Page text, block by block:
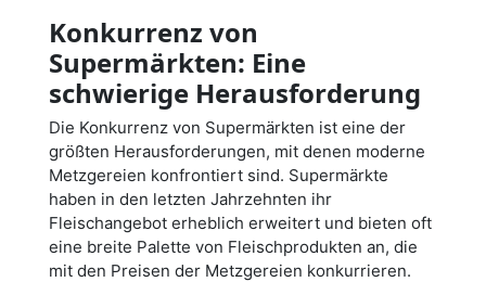
Konkurrenz von
Supermärkten: Eine
schwierige Herausforderung
Die Konkurrenz von Supermärkten ist eine der
größten Herausforderungen, mit denen moderne
Metzgereien konfrontiert sind. Supermärkte
haben in den letzten Jahrzehnten ihr
Fleischangebot erheblich erweitert und bieten oft
eine breite Palette von Fleischprodukten an, die
mit den Preisen der Metzgereien konkurrieren.